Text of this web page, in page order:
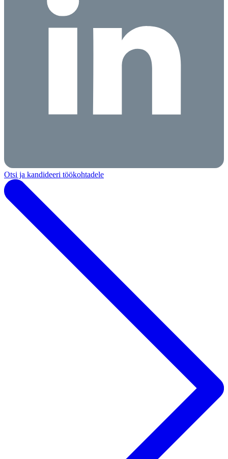
Otsi ja kandideeri töökohtadele